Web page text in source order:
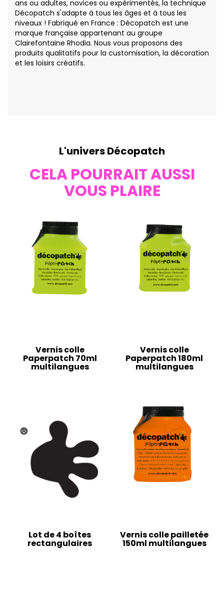
ans ou adultes, novices ou expérimentés, la technique
Décopatch s'adapte à tous les âges et à tous les
niveaux ! Fabriqué en France : Décopatch est une
marque française appartenant au groupe
Clairefontaine Rhodia. Nous vous proposons des
produits qualitatifs pour la customisation, la décoration
et les loisirs créatifs.
L'univers Décopatch
CELA POURRAIT AUSSI
VOUS PLAIRE
Vernis colle
Paperpatch 70ml
multilangues
Vernis colle
Paperpatch 180ml
multilangues
Lot de 4 boîtes
rectangulaires
Vernis colle pailletée
150ml multilangues